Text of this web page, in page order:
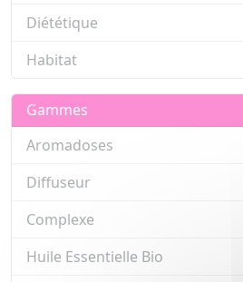
Diététique
Habitat
Gammes
Aromadoses
Diffuseur
Complexe
Huile Essentielle Bio